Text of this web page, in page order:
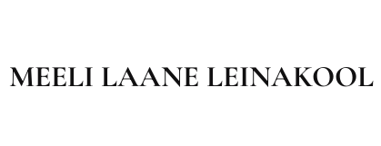
MEELI LAANE LEINAKOOL